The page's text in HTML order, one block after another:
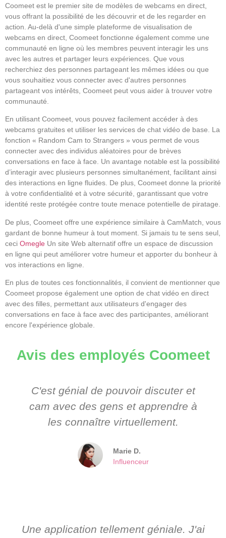
Coomeet est le premier site de modèles de webcams en direct,
vous offrant la possibilité de les découvrir et de les regarder en
action. Au-delà d'une simple plateforme de visualisation de
webcams en direct, Coomeet fonctionne également comme une
communauté en ligne où les membres peuvent interagir les uns
avec les autres et partager leurs expériences. Que vous
recherchiez des personnes partageant les mêmes idées ou que
vous souhaitiez vous connecter avec d'autres personnes
partageant vos intérêts, Coomeet peut vous aider à trouver votre
communauté.
En utilisant Coomeet, vous pouvez facilement accéder à des
webcams gratuites et utiliser les services de chat vidéo de base. La
fonction « Random Cam to Strangers » vous permet de vous
connecter avec des individus aléatoires pour de brèves
conversations en face à face. Un avantage notable est la possibilité
d’interagir avec plusieurs personnes simultanément, facilitant ainsi
des interactions en ligne fluides. De plus, Coomeet donne la priorité
à votre confidentialité et à votre sécurité, garantissant que votre
identité reste protégée contre toute menace potentielle de piratage.
De plus, Coomeet offre une expérience similaire à CamMatch, vous
gardant de bonne humeur à tout moment. Si jamais tu te sens seul,
ceci Omegle Un site Web alternatif offre un espace de discussion
en ligne qui peut améliorer votre humeur et apporter du bonheur à
vos interactions en ligne.
En plus de toutes ces fonctionnalités, il convient de mentionner que
Coomeet propose également une option de chat vidéo en direct
avec des filles, permettant aux utilisateurs d'engager des
conversations en face à face avec des participantes, améliorant
encore l'expérience globale.
Avis des employés Coomeet
C'est génial de pouvoir discuter et
cam avec des gens et apprendre à
les connaître virtuellement.
Marie D.
Influenceur
Une application tellement géniale. J'ai